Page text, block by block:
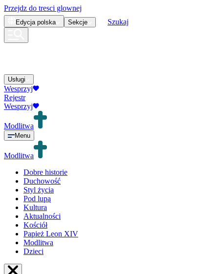
Przejdz do tresci glownej
Edycja polska Sekcje Szukaj
Usługi
Wesprzyj
Rejestr
Wesprzyj
Modlitwa
Menu
Modlitwa
Dobre historie
Duchowość
Styl życia
Pod lupą
Kultura
Aktualności
Kościół
Papież Leon XIV
Modlitwa
Dzieci